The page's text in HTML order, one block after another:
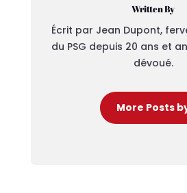
Written By
Écrit par Jean Dupont,
du PSG depuis 20 ans et
dévoué.
More Posts